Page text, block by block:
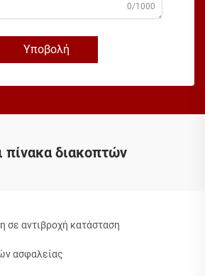
0/1000
Υποβολή
πίνακα διακοπτών
σε αντιβροχή κατάσταση
ασφαλείας